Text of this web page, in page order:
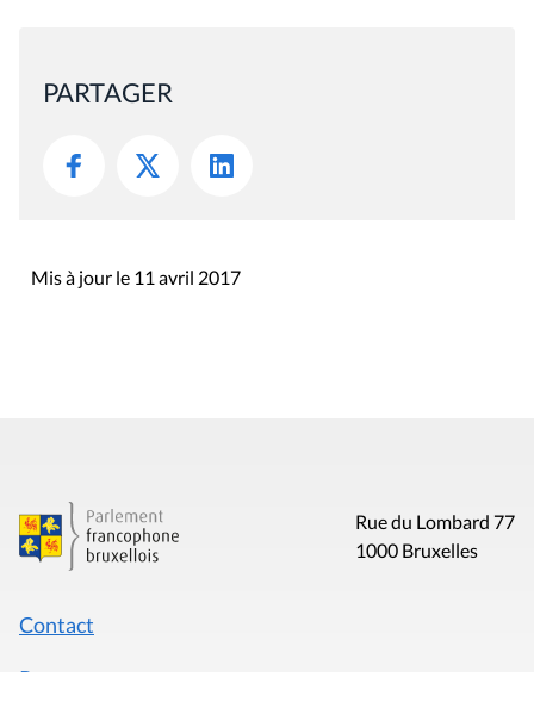
PARTAGER
Mis à jour le 11 avril 2017
Rue du Lombard 77
1000 Bruxelles
Contact
Presse